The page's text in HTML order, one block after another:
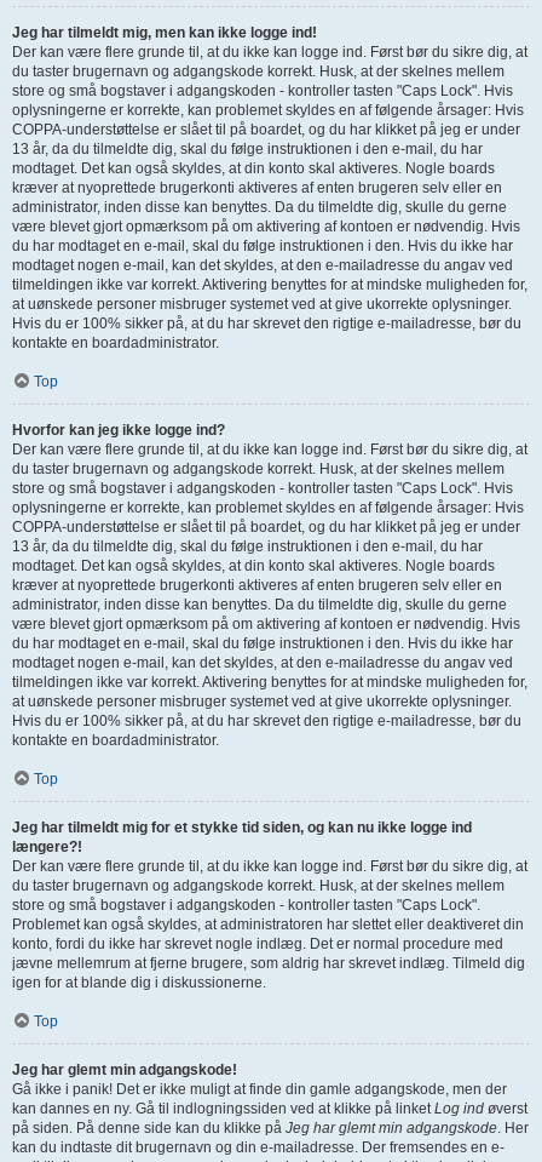
Jeg har tilmeldt mig, men kan ikke logge ind!
Der kan være flere grunde til, at du ikke kan logge ind. Først bør du sikre dig, at
du taster brugernavn og adgangskode korrekt. Husk, at der skelnes mellem
store og små bogstaver i adgangskoden - kontroller tasten "Caps Lock". Hvis
oplysningerne er korrekte, kan problemet skyldes en af følgende årsager: Hvis
COPPA-understøttelse er slået til på boardet, og du har klikket på jeg er under
13 år, da du tilmeldte dig, skal du følge instruktionen i den e-mail, du har
modtaget. Det kan også skyldes, at din konto skal aktiveres. Nogle boards
kræver at nyoprettede brugerkonti aktiveres af enten brugeren selv eller en
administrator, inden disse kan benyttes. Da du tilmeldte dig, skulle du gerne
være blevet gjort opmærksom på om aktivering af kontoen er nødvendig. Hvis
du har modtaget en e-mail, skal du følge instruktionen i den. Hvis du ikke har
modtaget nogen e-mail, kan det skyldes, at den e-mailadresse du angav ved
tilmeldingen ikke var korrekt. Aktivering benyttes for at mindske muligheden for,
at uønskede personer misbruger systemet ved at give ukorrekte oplysninger.
Hvis du er 100% sikker på, at du har skrevet den rigtige e-mailadresse, bør du
kontakte en boardadministrator.
Top
Hvorfor kan jeg ikke logge ind?
Der kan være flere grunde til, at du ikke kan logge ind. Først bør du sikre dig, at
du taster brugernavn og adgangskode korrekt. Husk, at der skelnes mellem
store og små bogstaver i adgangskoden - kontroller tasten "Caps Lock". Hvis
oplysningerne er korrekte, kan problemet skyldes en af følgende årsager: Hvis
COPPA-understøttelse er slået til på boardet, og du har klikket på jeg er under
13 år, da du tilmeldte dig, skal du følge instruktionen i den e-mail, du har
modtaget. Det kan også skyldes, at din konto skal aktiveres. Nogle boards
kræver at nyoprettede brugerkonti aktiveres af enten brugeren selv eller en
administrator, inden disse kan benyttes. Da du tilmeldte dig, skulle du gerne
være blevet gjort opmærksom på om aktivering af kontoen er nødvendig. Hvis
du har modtaget en e-mail, skal du følge instruktionen i den. Hvis du ikke har
modtaget nogen e-mail, kan det skyldes, at den e-mailadresse du angav ved
tilmeldingen ikke var korrekt. Aktivering benyttes for at mindske muligheden for,
at uønskede personer misbruger systemet ved at give ukorrekte oplysninger.
Hvis du er 100% sikker på, at du har skrevet den rigtige e-mailadresse, bør du
kontakte en boardadministrator.
Top
Jeg har tilmeldt mig for et stykke tid siden, og kan nu ikke logge ind
længere?!
Der kan være flere grunde til, at du ikke kan logge ind. Først bør du sikre dig, at
du taster brugernavn og adgangskode korrekt. Husk, at der skelnes mellem
store og små bogstaver i adgangskoden - kontroller tasten "Caps Lock".
Problemet kan også skyldes, at administratoren har slettet eller deaktiveret din
konto, fordi du ikke har skrevet nogle indlæg. Det er normal procedure med
jævne mellemrum at fjerne brugere, som aldrig har skrevet indlæg. Tilmeld dig
igen for at blande dig i diskussionerne.
Top
Jeg har glemt min adgangskode!
Gå ikke i panik! Det er ikke muligt at finde din gamle adgangskode, men der
kan dannes en ny. Gå til indlogningssiden ved at klikke på linketLog ind øverst
på siden. På denne side kan du klikke på Jeg har glemt min adgangskode. Her
kan du indtaste dit brugernavn og din e-mailadresse. Der fremsendes en e-